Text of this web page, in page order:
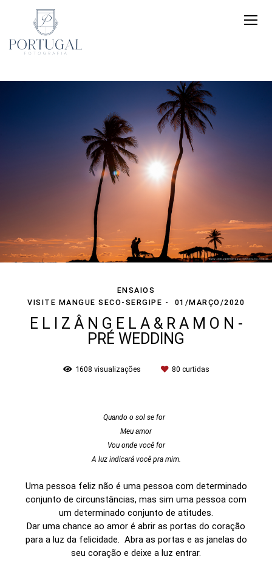
ENSAIOS
VISITE MANGUE SECO-SERGIPE
01/MARÇO/2020
E L I Z Â N G E L A & R A M O N -
PRÉ WEDDING
1608 visualizações 80 curtidas
Quando o sol se for
Meu amor
Vou onde você for
A luz indicará você pra mim.
Uma pessoa feliz não é uma pessoa com determinado
conjunto de circunstâncias, mas sim uma pessoa com
um determinado conjunto de atitudes.
Dar uma chance ao amor é abrir as portas do coração
para a luz da felicidade. Abra as portas e as janelas do
seu coração e deixe a luz entrar.